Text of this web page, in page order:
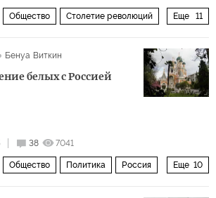
Плотников Сергей Тагац Еще 11
Общество Столетие революций
Ленин
Бенуа Виткин
белых с Россией
38 7041
Еще 10
Общество Политика Россия